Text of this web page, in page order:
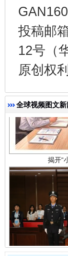
投稿邮
12号（
原创权
全球视频图文新
揭开“
受贿